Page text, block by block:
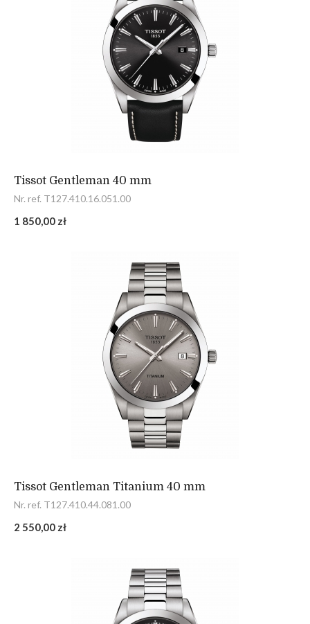
Tissot Gentleman 40 mm
Nr. ref. T127.410.16.051.00
1 850,00 zł
Tissot Gentleman Titanium 40 mm
Nr. ref. T127.410.44.081.00
2 550,00 zł